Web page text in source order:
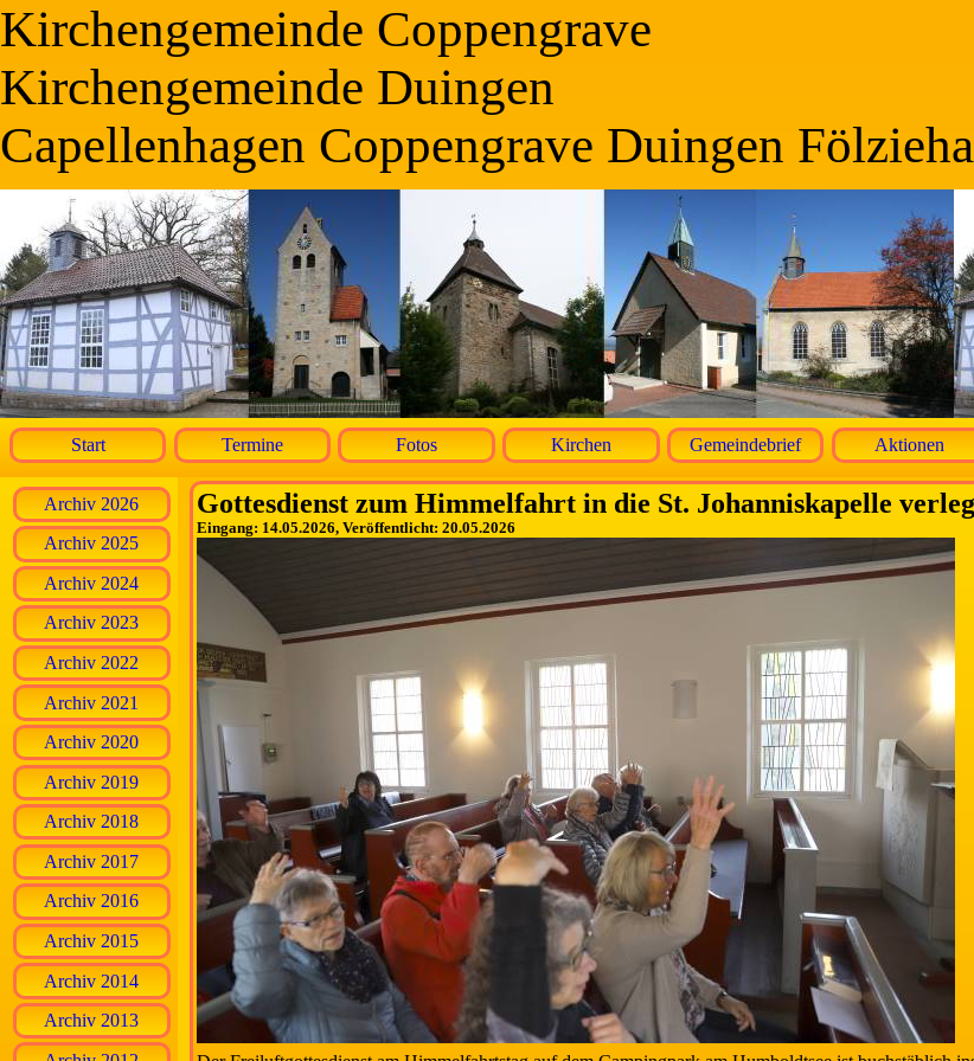
Kirchengemeinde Coppengrave
Kirchengemeinde Duingen
Capellenhagen Coppengrave Duingen
Start Termine Fotos Kirchen Gemeindebrief Aktionen
Archiv 2026
Archiv 2025
Archiv 2024
Archiv 2023
Archiv 2022
Archiv 2021
Archiv 2020
Archiv 2019
Archiv 2018
Archiv 2017
Archiv 2016
Archiv 2015
Archiv 2014
Archiv 2013
Gottesdienst zum Himmelfahrt in die St. Johanniskapelle
Eingang: 14.05.2026, Veröffentlicht: 20.05.2026